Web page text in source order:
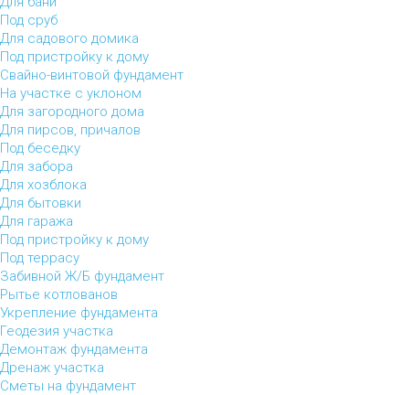
Под сруб
Для садового домика
Под пристройку к дому
Свайно-винтовой фундамент
На участке с уклоном
Для загородного дома
Для пирсов, причалов
Под беседку
Для забора
Для хозблока
Для бытовки
Для гаража
Под пристройку к дому
Под террасу
Забивной Ж/Б фундамент
Рытье котлованов
Укрепление фундамента
Геодезия участка
Демонтаж фундамента
Дренаж участка
Сметы на фундамент